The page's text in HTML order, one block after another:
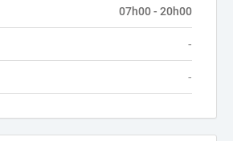
07h00 - 20h00
-
-